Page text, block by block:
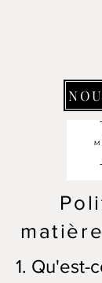
1. Qu'est-